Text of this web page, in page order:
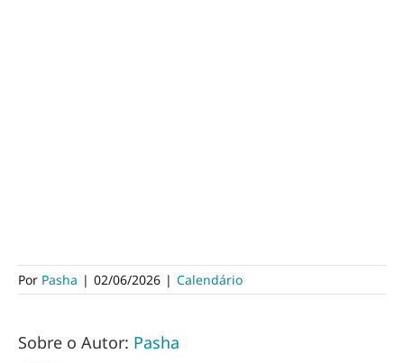
Por Pasha | 02/06/2026 | Calendário
Sobre o Autor: Pasha